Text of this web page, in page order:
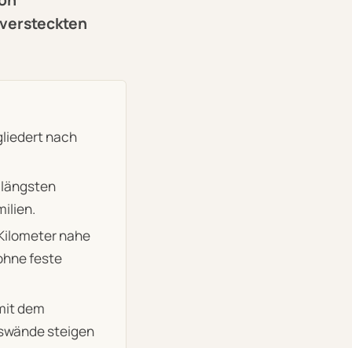
nach
längsten
nahe
feste
dem
steigen